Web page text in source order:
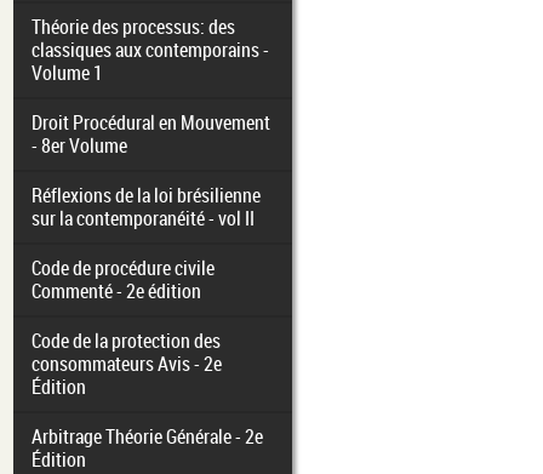
Théorie des processus: des
classiques aux contemporains -
Volume 1
Droit Procédural en Mouvement
- 8er Volume
Réflexions de la loi brésilienne
sur la contemporanéité - vol II
Code de procédure civile
Commenté - 2e édition
Code de la protection des
consommateurs Avis - 2e
Édition
Arbitrage Théorie Générale - 2e
Édition